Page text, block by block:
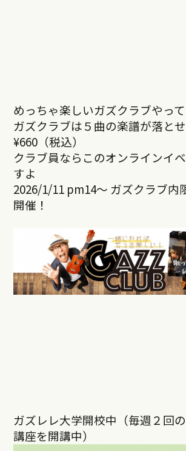
めっちゃ楽しいガズクラブやって
ガズクラブは５曲の楽譜が落と
¥660（税込）
クラブ員ならこのオンラインイ
すよ
2026/1/11 pm14～ ガズクラブ内
開催！
ガズレレ大学開校中（毎週２回
講座を開講中）